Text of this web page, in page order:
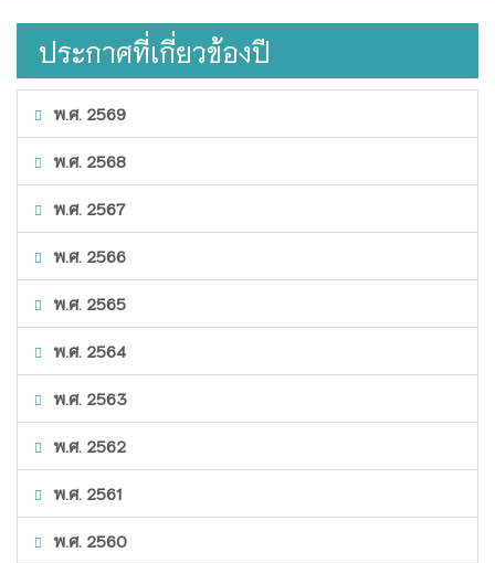
ประกาศที่เกี่ยวข้องปี
พ.ศ. 2569
พ.ศ. 2568
พ.ศ. 2567
พ.ศ. 2566
พ.ศ. 2565
พ.ศ. 2564
พ.ศ. 2563
พ.ศ. 2562
พ.ศ. 2561
พ.ศ. 2560